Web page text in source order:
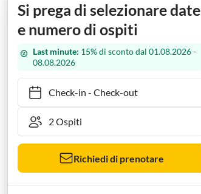
Si prega di selezionare date
e numero di ospiti
Last minute: 15% di sconto dal 01.08.2026 -
08.08.2026
Check-in- Check-out
Richiedi di prenotare